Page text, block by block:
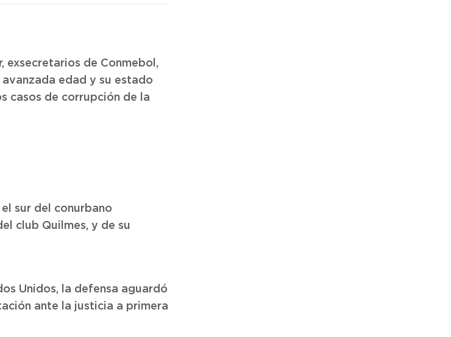
exsecretarios de Conmebol,
edad y su estado
casos de corrupción de la
sur del conurbano
club Quilmes, y de su
Unidos, la defensa aguardó
ante la justicia a primera